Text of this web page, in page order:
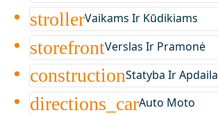
strollerVaikams Ir Kūdikiams
storefrontVerslas Ir Pramonė
constructionStatyba Ir Apdaila
directions_carAuto Moto